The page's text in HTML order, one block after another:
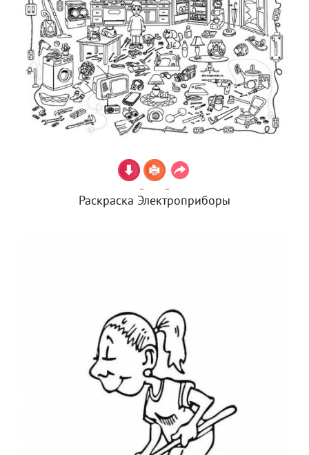
Раскраска Электроприборы